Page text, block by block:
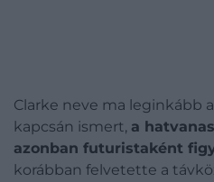
Clarke neve ma leginkább a
kapcsán ismert, a
azonban futuristaként
korábban felvetette a